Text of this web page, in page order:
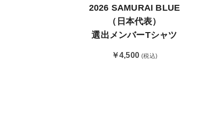
2026 SAMURAI BLUE
（日本代表）
選出メンバーTシャツ
￥4,500(税込)